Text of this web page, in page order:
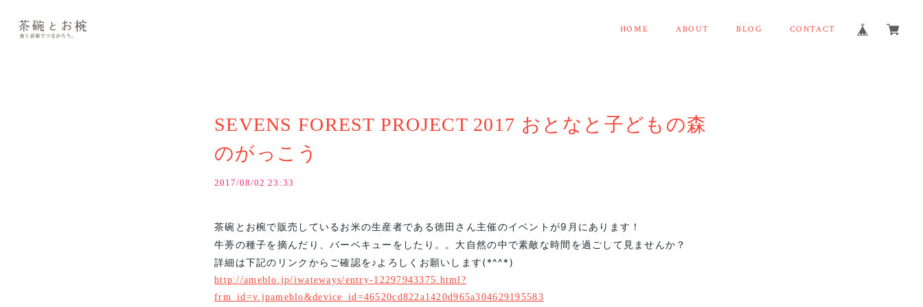
HOME ABOUT BLOG CONTACT
SEVENS FOREST PROJECT 2017 おとなと子どもの森
のがっこう
2017/08/02 23:33
茶碗とお椀で販売しているお米の生産者である徳田さん主催のイベントが9月にあります！
牛蒡の種子を摘んだり、バーベキューをしたり。。大自然の中で素敵な時間を過ごして見ませんか？
詳細は下記のリンクからご確認を♪よろしくお願いします(*^^*)
http://ameblo.jp/iwateways/entry-12297943375.html?
frm_id=v.jpameblo&device_id=46520cd822a1420d965a304629195583